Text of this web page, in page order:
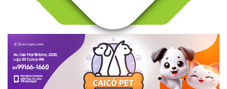
v
g
t
i
o